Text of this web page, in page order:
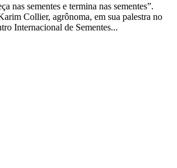
nas sementes e termina nas sementes”.
Collier, agrônoma, em sua palestra no
Internacional de Sementes...